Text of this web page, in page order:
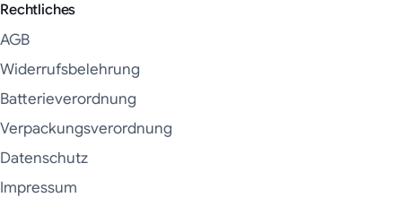
Rechtliches
AGB
Widerrufsbelehrung
Batterieverordnung
Verpackungsverordnung
Datenschutz
Impressum